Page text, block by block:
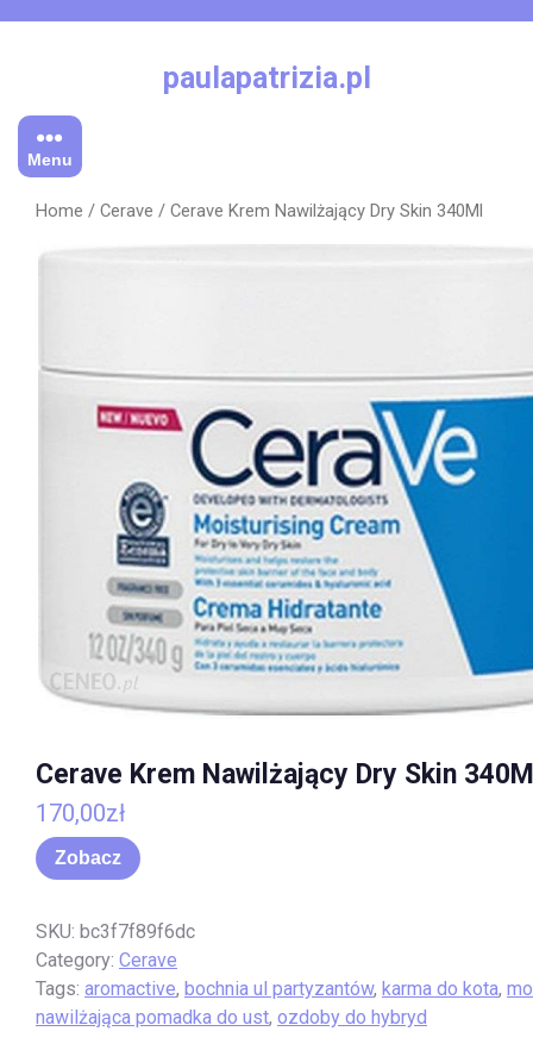
paulapatrizia.pl
Menu
Home / Cerave / Cerave Krem Nawilżający Dry Skin 340Ml
Cerave Krem Nawilżający Dry Skin
170,00zł
Zobacz
SKU: bc3f7f89f6dc
Category: Cerave
Tags: aromactive, bochnia ul partyzantów, karma do kota,
nawilżająca pomadka do ust, ozdoby do hybryd